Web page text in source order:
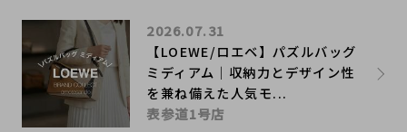
【LOEWE/ロエベ】パズルバッグ
ミディアム｜収納力とデザイン性
を兼ね備えた人気モ...
2026.07.31
表参道1号店